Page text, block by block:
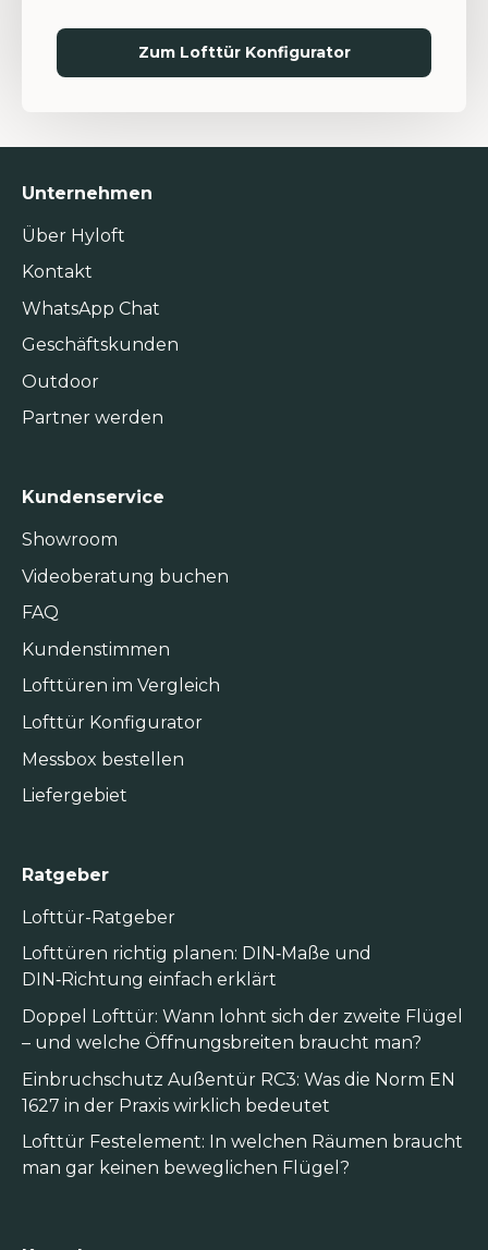
Zum Lofttür Konfigurator
Unternehmen
Über Hyloft
Kontakt
WhatsApp Chat
Geschäftskunden
Outdoor
Partner werden
Kundenservice
Showroom
Videoberatung buchen
FAQ
Kundenstimmen
Lofttüren im Vergleich
Lofttür Konfigurator
Messbox bestellen
Liefergebiet
Ratgeber
Lofttür-Ratgeber
Lofttüren richtig planen: DIN‑Maße und
DIN‑Richtung einfach erklärt
Doppel Lofttür: Wann lohnt sich der zweite Flügel
– und welche Öffnungsbreiten braucht man?
Einbruchschutz Außentür RC3: Was die Norm EN
1627 in der Praxis wirklich bedeutet
Lofttür Festelement: In welchen Räumen braucht
man gar keinen beweglichen Flügel?